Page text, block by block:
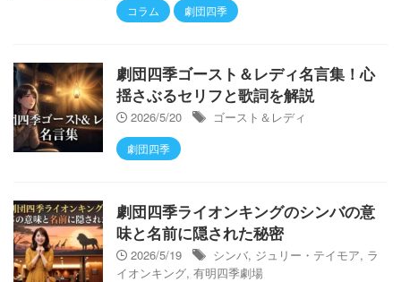
コラム 劇団四季
劇団四季ゴースト＆レディ名言集！心
揺さぶるセリフと歌詞を解説
2026/5/20 ゴースト＆レディ
劇団四季
劇団四季ライオンキングのシンバの意
味と名前に隠された秘密
2026/5/19 シンバ, ジュリー・テイモア, ラ
イオンキング, 有明四季劇場